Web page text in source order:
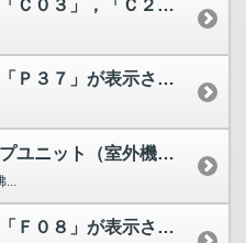
（エラー表示）リモコンに「Ｃ０３」，「Ｃ２０」，「Ｃ２１」...
（エラー表示）リモコンに「Ｐ３７」が表示されています。
エコキュートのヒートポンプユニット（室外機）から水が漏れる...
...
（エラー表示）リモコンに「Ｆ０８」が表示されています。